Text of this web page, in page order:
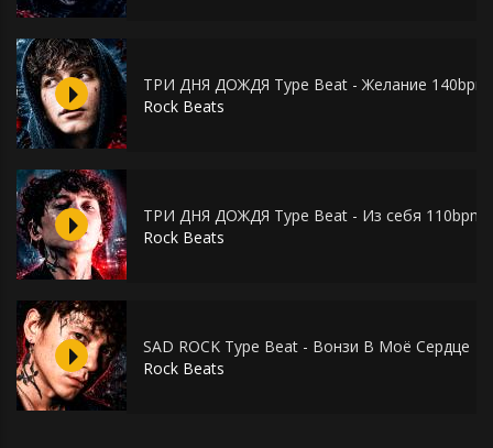
ТРИ ДНЯ ДОЖДЯ Type Beat - Желание 140bpm
Rock Beats
ТРИ ДНЯ ДОЖДЯ Type Beat - Из себя 110bpm
Rock Beats
SAD ROCK Type Beat - Вонзи В Моё Сердце
Rock Beats